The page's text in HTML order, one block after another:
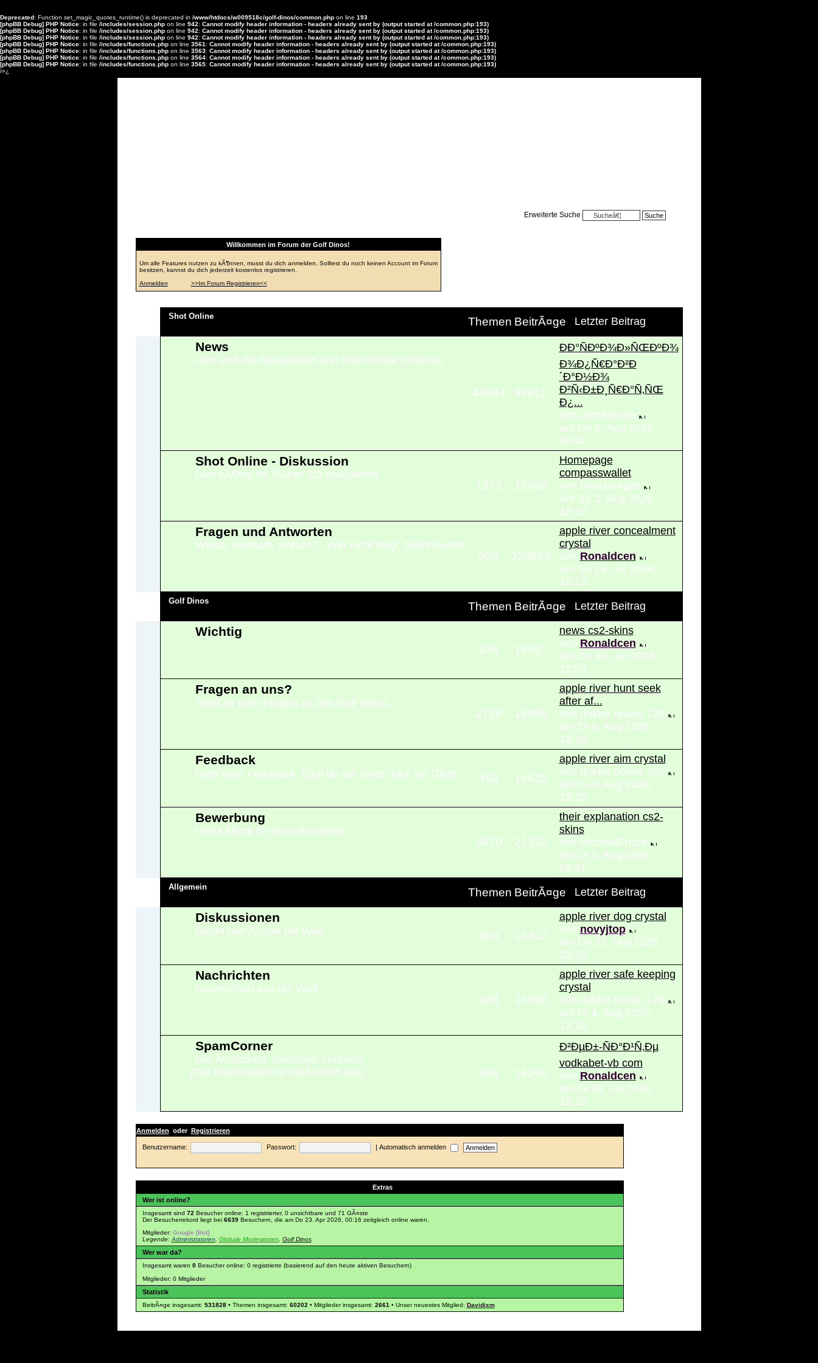
Deprecated: Function set_magic_quotes_runtime() is deprecated in /www/htdocs/w009518c/golf-dinos/common.php on line 193
[phpBB Debug] PHP Notice: in file /includes/session.php on line 942: Cannot modify header information - headers already sent by (output started at /common.php:193)
[phpBB Debug] PHP Notice: in file /includes/session.php on line 942: Cannot modify header information - headers already sent by (output started at /common.php:193)
[phpBB Debug] PHP Notice: in file /includes/session.php on line 942: Cannot modify header information - headers already sent by (output started at /common.php:193)
[phpBB Debug] PHP Notice: in file /includes/functions.php on line 3561: Cannot modify header information - headers already sent by (output started at /common.php:193)
[phpBB Debug] PHP Notice: in file /includes/functions.php on line 3563: Cannot modify header information - headers already sent by (output started at /common.php:193)
[phpBB Debug] PHP Notice: in file /includes/functions.php on line 3564: Cannot modify header information - headers already sent by (output started at /common.php:193)
[phpBB Debug] PHP Notice: in file /includes/functions.php on line 3565: Cannot modify header information - headers already sent by (output started at /common.php:193)
ï»¿
Erweiterte Suche
Willkommen im Forum der Golf Dinos!
Um alle Features nutzen zu kÃ¶nnen, musst du dich anmelden. Solltest du noch keinen Account im Forum
besitzen, kannst du dich jederzeit kostenlos registrieren.
Anmelden
>>Im Forum Registrieren<<
Shot Online Themen BeitrÃ¤ge Letzter Beitrag
News
Hier sind die Neuigkeiten von Shot Online zuhause
49984 93811
ÐÐ°ÑÐºÐ¾Ð»ÑŒÐºÐ¾
Ð¾Ð¿Ñ€Ð°Ð²Ð
´Ð°Ð½Ð¾
Ð²Ñ‹Ð±Ð¸Ñ€Ð°Ñ‚ÑŒ
Ð¿...
von JamesIcola
am Do 6. Aug 2026,
09:42
Shot Online - Diskussion
Hier kÃ¶nnt ihr Ã¼ber SO diskutieren
1272 15656
Homepage
compasswallet
von MarcusAgell
am So 2. Aug 2026,
18:10
Fragen und Antworten
Wieso, weshalb, warum? - Wer nicht fragt, bleibt dumm
925 320929
apple river concealment
crystal
von Ronaldcen
am Sa 18. Jul 2026,
10:12
Golf Dinos Themen BeitrÃ¤ge Letzter Beitrag
Wichtig
839 16587
news cs2-skins
von Ronaldcen
am Do 30. Jul 2026,
11:53
Fragen an uns?
Stellt ihr eure Fragen zu den Golf Dinos.
2736 16995
apple river hunt seek
after af...
von doktor house 728
am Di 4. Aug 2026,
13:20
Feedback
Gebt euer Feedback. Egal ob zur Seite oder zur Gilde 492 14625
apple river aim crystal
von doktor house 225
am Di 4. Aug 2026,
13:20
Bewerbung
Hier kÃ¶nnt ihr euch Bewerben
3670 21352
their explanation cs2-
skins
von MichaelErupe
am Di 4. Aug 2026,
06:51
Allgemein Themen BeitrÃ¤ge Letzter Beitrag
Diskussionen
Redet hier Ã¼ber die Welt 303 14412
apple river dog crystal
von novyjtop
am Do 21. Mai 2026,
23:50
Nachrichten
Nachrichten aus der Welt
428 14592
apple river safe keeping
crystal
von doktor house 176
am Di 4. Aug 2026,
13:20
SpamCorner
Die Ã¼blichen, sinnlosen Threads.
(Der Postcounter ist natÃ¼rlich aus)
495 14200
Ð²ÐµÐ±-ÑÐ°Ð¹Ñ‚Ðµ
vodkabet-vb com
von Ronaldcen
am Di 28. Jul 2026,
18:10
Anmelden oder Registrieren
Benutzername: Passwort: Automatisch anmelden
Extras
Wer ist online?
Insgesamt sind 72 Besucher online: 1 registrierter, 0 unsichtbare und 71 GÃ¤ste
Der Besucherrekord liegt bei 6639Besuchern, die am Do 23. Apr 2026, 00:16 zeitgleich online waren.
Mitglieder: Google [Bot]
Legende: Administratoren Globale Moderatoren Golf Dinos
Wer war da?
Insgesamt waren 0Besucher online: 0 registrierte (basierend auf den heute aktiven Besuchern)
Mitglieder: 0 Mitglieder
Statistik
BeitrÃ¤ge insgesamt: 531828• Themen insgesamt: 60202 • Mitglieder insgesamt: 2661 • Unser neuestes Mitglied: Davidixm